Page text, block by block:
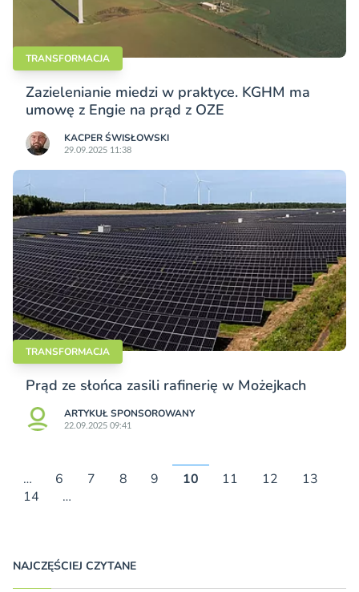
TRANSFORMACJA
Zazielenianie miedzi w praktyce. KGHM ma
umowę z Engie na prąd z OZE
KACPER ŚWISŁO­WSKI
29.09.2025 11:38
TRANSFORMACJA
Prąd ze słońca zasili rafinerię w Możejkach
ARTYKUŁ SPONSOROWANY
22.09.2025 09:41
… 6 7 8 9 10 11 12
13
14
…
NAJCZĘŚCIEJ CZYTANE